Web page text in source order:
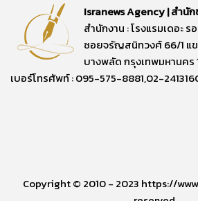
Isranews Agency | สำนั
สำนักงาน : โรงแรมเดอะ ร
ซอยจรัญสนิทวงศ์ 66/1 แ
บางพลัด กรุงเทพมหานคร
เบอร์โทรศัพท์ : 095-575-8881,02-
Copyright © 2010 - 2023 https://